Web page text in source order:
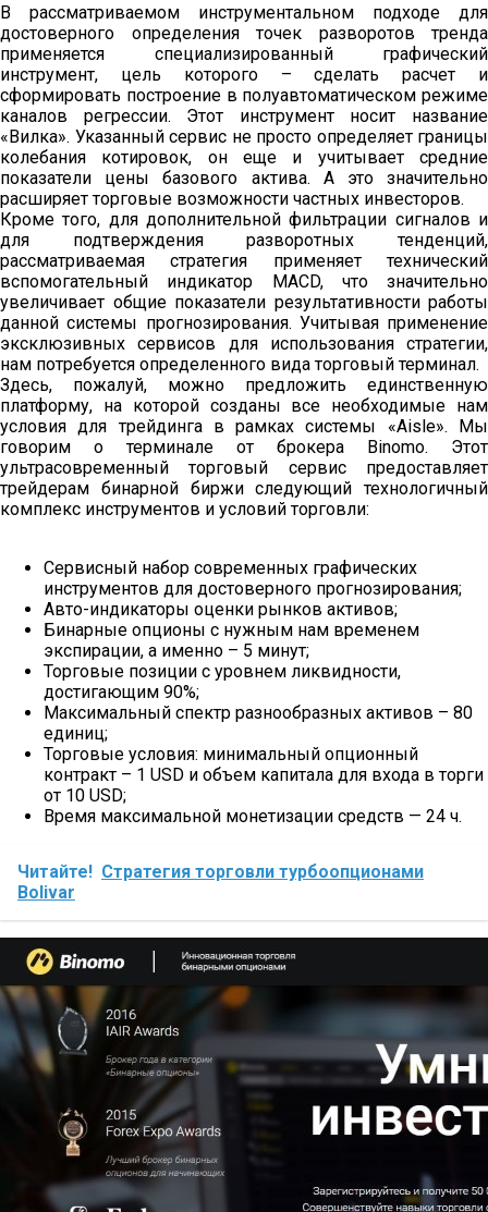
В рассматриваемом инструментальном подходе для
достоверного определения точек разворотов тренда
применяется специализированный графический
инструмент, цель которого – сделать расчет и
сформировать построение в полуавтоматическом режиме
каналов регрессии. Этот инструмент носит название
«Вилка». Указанный сервис не просто определяет границы
колебания котировок, он еще и учитывает средние
показатели цены базового актива. А это значительно
расширяет торговые возможности частных инвесторов.
Кроме того, для дополнительной фильтрации сигналов и
для подтверждения разворотных тенденций,
рассматриваемая стратегия применяет технический
вспомогательный индикатор MACD, что значительно
увеличивает общие показатели результативности работы
данной системы прогнозирования. Учитывая применение
эксклюзивных сервисов для использования стратегии,
нам потребуется определенного вида торговый терминал.
Здесь, пожалуй, можно предложить единственную
платформу, на которой созданы все необходимые нам
условия для трейдинга в рамках системы «Aisle». Мы
говорим о терминале от брокера Binomo. Этот
ультрасовременный торговый сервис предоставляет
трейдерам бинарной биржи следующий технологичный
комплекс инструментов и условий торговли:
Сервисный набор современных графических
инструментов для достоверного прогнозирования;
Авто-индикаторы оценки рынков активов;
Бинарные опционы с нужным нам временем
экспирации, а именно – 5 минут;
Торговые позиции с уровнем ликвидности,
достигающим 90%;
Максимальный спектр разнообразных активов – 80
единиц;
Торговые условия: минимальный опционный
контракт – 1 USD и объем капитала для входа в торги
от 10 USD;
Время максимальной монетизации средств — 24 ч.
Читайте! Стратегия торговли турбоопционами
Bolivar